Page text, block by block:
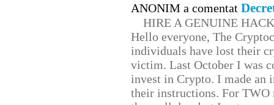
ANONIM a comentat
HIRE A GENUINE
Hello everyone, The
individuals have lost their
victim. Last October I was
invest in Crypto. I made
their instructions. For TWO